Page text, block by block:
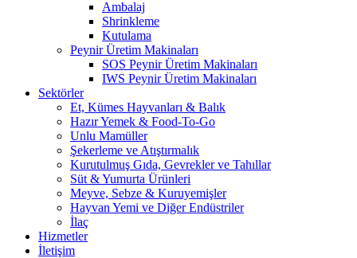
Ambalaj
Shrinkleme
Kutulama
Peynir Üretim Makinaları
SOS Peynir Üretim Makinaları
IWS Peynir Üretim Makinaları
Sektörler
Et, Kümes Hayvanları & Balık
Hazır Yemek & Food-To-Go
Unlu Mamüller
Şekerleme ve Atıştırmalık
Kurutulmuş Gıda, Gevrekler ve Tahıllar
Süt & Yumurta Ürünleri
Meyve, Sebze & Kuruyemişler
Hayvan Yemi ve Diğer Endüstriler
İlaç
Hizmetler
İletişim